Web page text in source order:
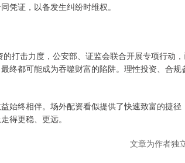
凭证，以备发生纠纷时维权。
打击力度，公安部、证监会联合开展专项行动
终都可能成为吞噬财富的陷阱。理性投资、合
始终相伴。场外配资看似提供了快速致富的捷
得更稳、更远。
文章为作者独